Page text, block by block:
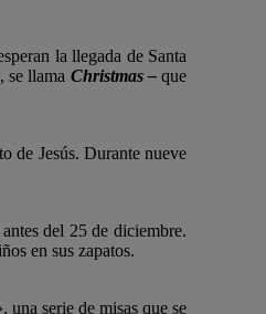
la llegada de Santa
se llama Christmas –que
de Jesús. Durante nueve
del 25 de diciembre.
en sus zapatos.
serie de misas que se